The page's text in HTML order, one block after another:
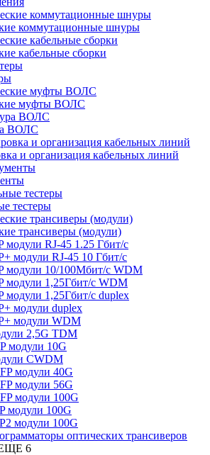
коммутационные шнуры
кабельные сборки
муфты ВОЛС
ВОЛС
и организация кабельных линий
тестеры
трансиверы (модули)
модули RJ-45 1.25 Гбит/c
модули RJ-45 10 Гбит/c
модули 10/100Мбит/с WDM
модули 1,25Гбит/с WDM
модули 1,25Гбит/с duplex
модули duplex
модули WDM
2,5G TDM
модули 10G
CWDM
модули 40G
модули 56G
модули 100G
модули 100G
модули 100G
оптических трансиверов
6